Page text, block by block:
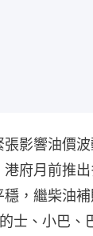
張影響油價
港府月前推
，繼柴油
士、小巴、